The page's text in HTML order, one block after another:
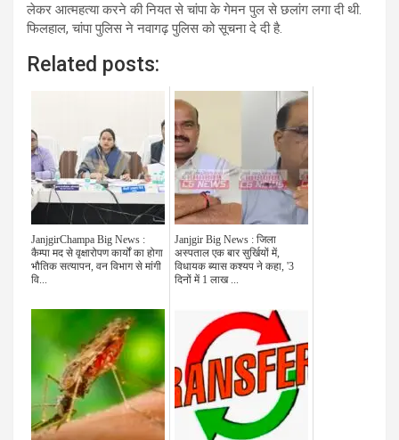
लेकर आत्महत्या करने की नियत से चांपा के गेमन पुल से छलांग लगा दी थी.
फिलहाल, चांपा पुलिस ने नवागढ़ पुलिस को सूचना दे दी है.
Related posts:
JanjgirChampa Big News :
कैम्पा मद से वृक्षारोपण कार्यों का होगा
भौतिक सत्यापन, वन विभाग से मांगी
वि...
Janjgir Big News : जिला
अस्पताल एक बार सुर्खियों में,
विधायक ब्यास कश्यप ने कहा, '3
दिनों में 1 लाख ...